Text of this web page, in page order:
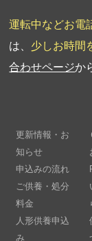
運転中などお電
は、 少しお時間
合わせページか
更新情報・お
知らせ
申込みの流れ
ご供養・処分
料金
人形供養申込
み